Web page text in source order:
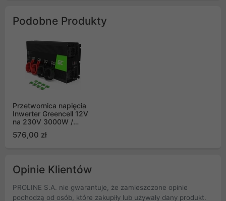
Podobne Produkty
Przetwornica napięcia
Inwerter Greencell 12V
na 230V 3000W /
576,00 zł
Opinie Klientów
PROLINE S.A. nie gwarantuje, że zamieszczone opinie
pochodzą od osób, które zakupiły lub używały dany produkt.